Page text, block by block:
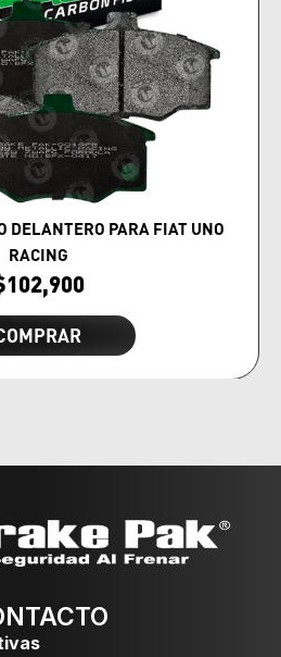
DELANTERO PARA FIAT UNO
RACING
102,900